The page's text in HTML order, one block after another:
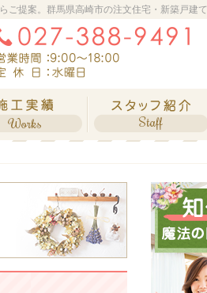
ご提案。群馬県高崎市の注文住宅・新築戸建